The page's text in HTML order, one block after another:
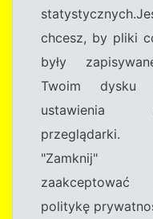
chcesz, by pliki
były
Twoim dysku
ustawienia
przeglądarki.
"Zamknij"
zaakceptować
politykę